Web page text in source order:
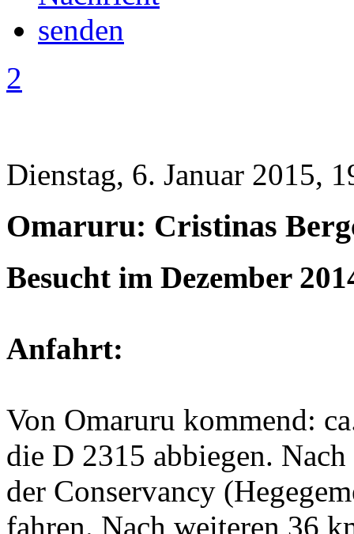
2
Dienstag, 6. Januar 2015,
Omaruru: Cristinas
Besucht im Dezember
Anfahrt:
Von Omaruru kommend:
die D 2315 abbiegen.
der Conservancy
fahren. Nach weiteren 36